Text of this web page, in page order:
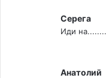
Серега
Иди
Анатолий